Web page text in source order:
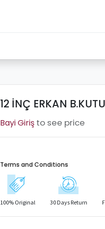
12 İNÇ ERKAN
to see price
Terms and Conditions
100% Original 30 Days Return